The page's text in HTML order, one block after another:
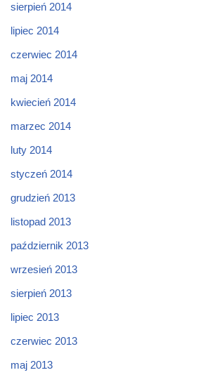
sierpień 2014
lipiec 2014
czerwiec 2014
maj 2014
kwiecień 2014
marzec 2014
luty 2014
styczeń 2014
grudzień 2013
listopad 2013
październik 2013
wrzesień 2013
sierpień 2013
lipiec 2013
czerwiec 2013
maj 2013